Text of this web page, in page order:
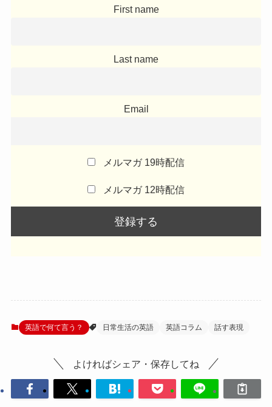
First name
Last name
Email
メルマガ 19時配信
メルマガ 12時配信
英語で何て言う？ 日常生活の英語 英語コラム 話す表現
よければシェア・保存してね